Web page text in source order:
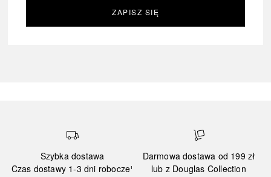
ZAPISZ SIĘ
Szybka dostawa
Czas dostawy 1-3 dni robocze¹
Darmowa dostawa od 199 zł
lub z Douglas Collection